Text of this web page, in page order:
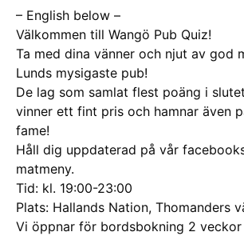
– English below –
Välkommen till Wangö Pub Quiz!
Ta med dina vänner och njut av god
Lunds mysigaste pub!
De lag som samlat flest poäng i
vinner ett fint pris och hamnar även
fame!
Håll dig uppdaterad på vår
matmeny.
Tid: kl. 19:00-23:00
Plats: Hallands Nation, Thomanders
Vi öppnar för bordsbokning 2 veckor